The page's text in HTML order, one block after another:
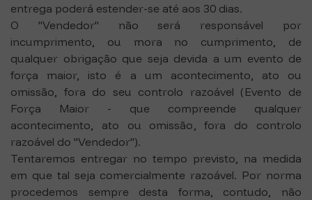
entrega poderá estender-se até aos 30 dias.
O "Vendedor" não será responsável por
incumprimento, ou mora no cumprimento, de
qualquer obrigação que seja devida a um evento de
força maior, isto é a um acontecimento, ato ou
omissão, fora do seu controlo razoável (Evento de
Força Maior - que compreende qualquer
acontecimento, ato ou omissão, fora do controlo
razoável do "Vendedor").
Tentaremos entregar no tempo previsto, na medida
em que tal seja comercialmente razoável. Por norma
procedemos sempre desta forma, contudo, não